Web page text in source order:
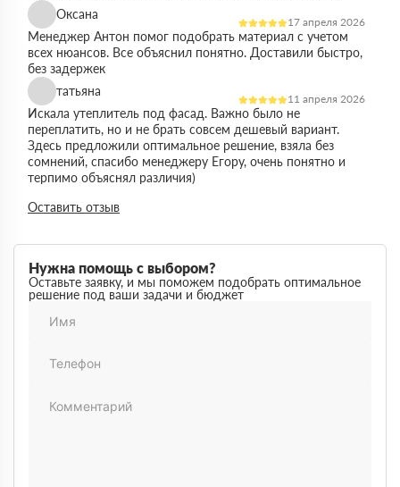
Оксана
17 апреля 2026
Менеджер Антон помог подобрать материал с учетом
всех нюансов. Все объяснил понятно. Доставили быстро,
без задержек
татьяна
11 апреля 2026
Искала утеплитель под фасад. Важно было не
переплатить, но и не брать совсем дешевый вариант.
Здесь предложили оптимальное решение, взяла без
сомнений, спасибо менеджеру Егору, очень понятно и
терпимо объяснял различия)
Максим
03 марта 2026
Немного запутался в видах утеплителей но помогли
разобратсья, менеджеры быстро связались и помогли
Заказывал утеплитель для дачи. Объем небольшой, но
отношение нормальное, наверное будем заказывать еще
Оставить отзыв
Нужна помощь с выбором?
Оставьте заявку, и мы поможем подобрать оптимальное
решение под ваши задачи и бюджет